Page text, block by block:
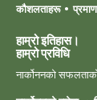
कौशलताहरू
हाम्रो इतिहास।
हाम्रो ‍प्रविधि
नार्कोननको